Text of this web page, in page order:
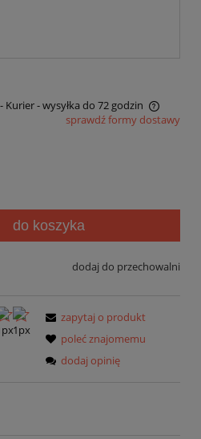
- Kurier - wysyłka do 72 godzin
kosztów płatności
sprawdź formy dostawy
do koszyka
dodaj do przechowalni
zapytaj o produkt
poleć znajomemu
dodaj opinię